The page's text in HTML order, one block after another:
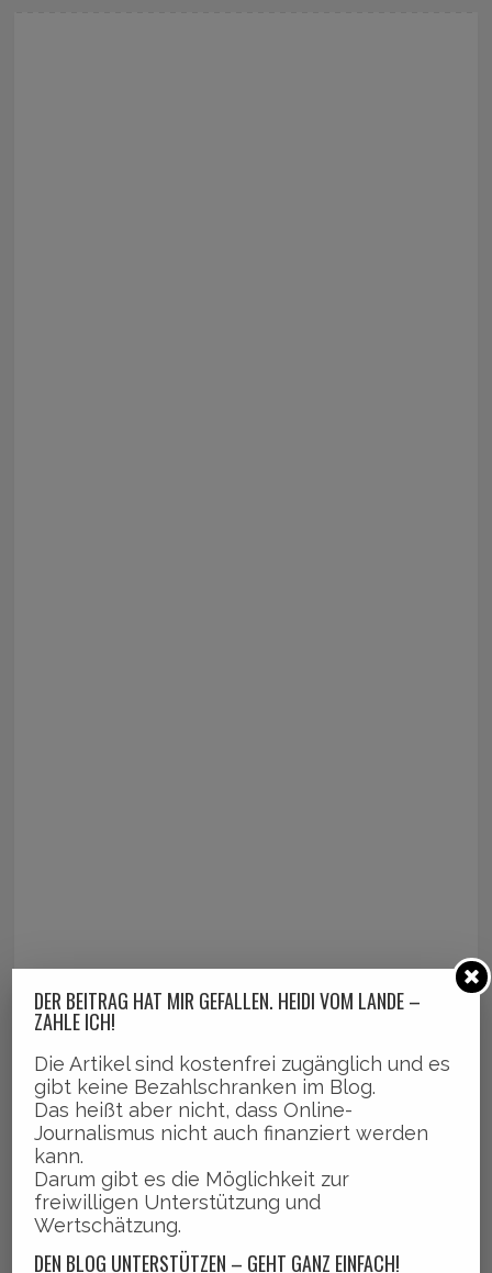
DER BEITRAG HAT MIR GEFALLEN. HEIDI VOM LANDE –
ZAHLE ICH!
Die Artikel sind kostenfrei zugänglich und es
gibt keine Bezahlschranken im Blog.
Das heißt aber nicht, dass Online-
Journalismus nicht auch finanziert werden
kann.
Darum gibt es die Möglichkeit zur
freiwilligen Unterstützung und
Wertschätzung.
DEN BLOG UNTERSTÜTZEN – GEHT GANZ EINFACH!